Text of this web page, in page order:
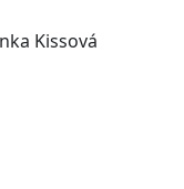
Kissová